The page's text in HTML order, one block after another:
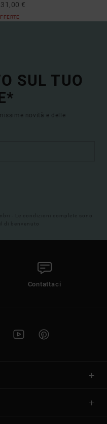
€
SUL TUO
novità e delle
- Le condizioni complete sono
di benvenuto
Contattaci